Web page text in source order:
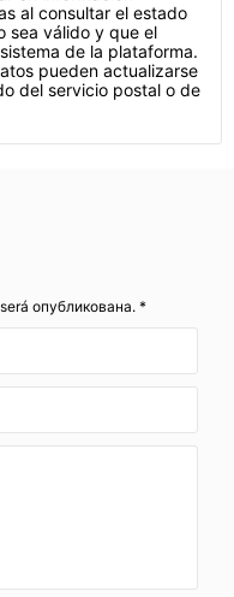
al consultar el estado
sea válido y que el
de la plataforma.
pueden actualizarse
del servicio postal o de
опубликована. *